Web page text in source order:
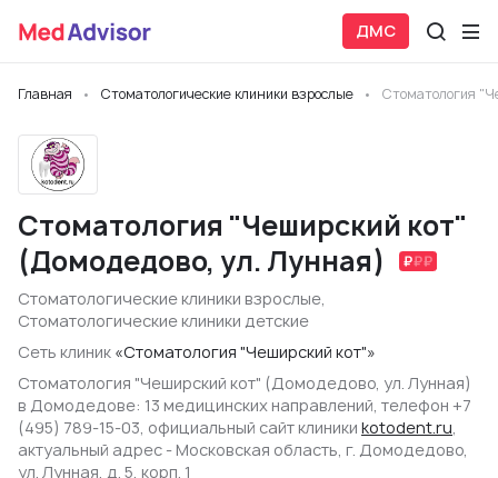
ДМС
Главная Стоматологические клиники взрослые Стоматология
Стоматология "Чеширский кот"
(Домодедово, ул. Лунная)
Стоматологические клиники взрослые,
Стоматологические клиники детские
Сеть клиник «Стоматология "Чеширский кот"»
Стоматология "Чеширский кот" (Домодедово, ул. Лунная)
в Домодедове: 13 медицинских направлений, телефон +7
(495) 789-15-03, официальный сайт клиники kotodent.ru,
актуальный адрес - Московская область, г. Домодедово,
ул. Лунная, д. 5, корп. 1